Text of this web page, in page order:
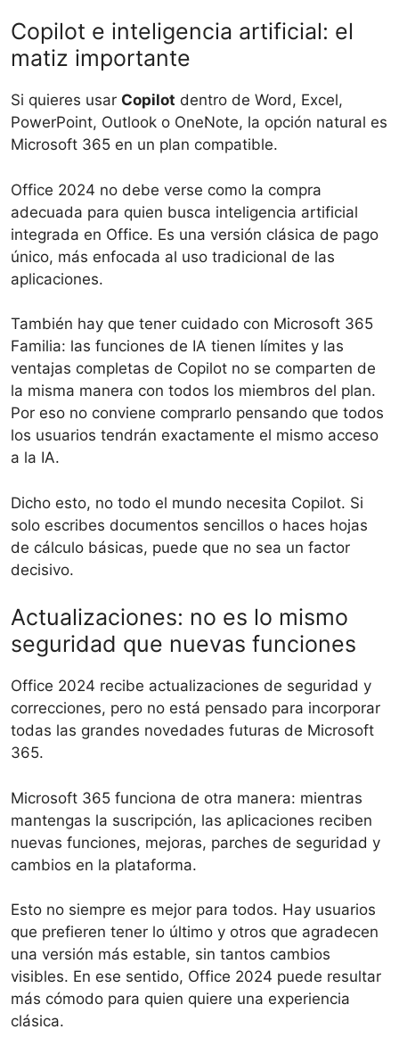
Copilot e inteligencia artificial: el
matiz importante
Si quieres usar Copilot dentro de Word, Excel,
PowerPoint, Outlook o OneNote, la opción natural es
Microsoft 365 en un plan compatible.
Office 2024 no debe verse como la compra
adecuada para quien busca inteligencia artificial
integrada en Office. Es una versión clásica de pago
único, más enfocada al uso tradicional de las
aplicaciones.
También hay que tener cuidado con Microsoft 365
Familia: las funciones de IA tienen límites y las
ventajas completas de Copilot no se comparten de
la misma manera con todos los miembros del plan.
Por eso no conviene comprarlo pensando que todos
los usuarios tendrán exactamente el mismo acceso
a la IA.
Dicho esto, no todo el mundo necesita Copilot. Si
solo escribes documentos sencillos o haces hojas
de cálculo básicas, puede que no sea un factor
decisivo.
Actualizaciones: no es lo mismo
seguridad que nuevas funciones
Office 2024 recibe actualizaciones de seguridad y
correcciones, pero no está pensado para incorporar
todas las grandes novedades futuras de Microsoft
365.
Microsoft 365 funciona de otra manera: mientras
mantengas la suscripción, las aplicaciones reciben
nuevas funciones, mejoras, parches de seguridad y
cambios en la plataforma.
Esto no siempre es mejor para todos. Hay usuarios
que prefieren tener lo último y otros que agradecen
una versión más estable, sin tantos cambios
visibles. En ese sentido, Office 2024 puede resultar
más cómodo para quien quiere una experiencia
clásica.